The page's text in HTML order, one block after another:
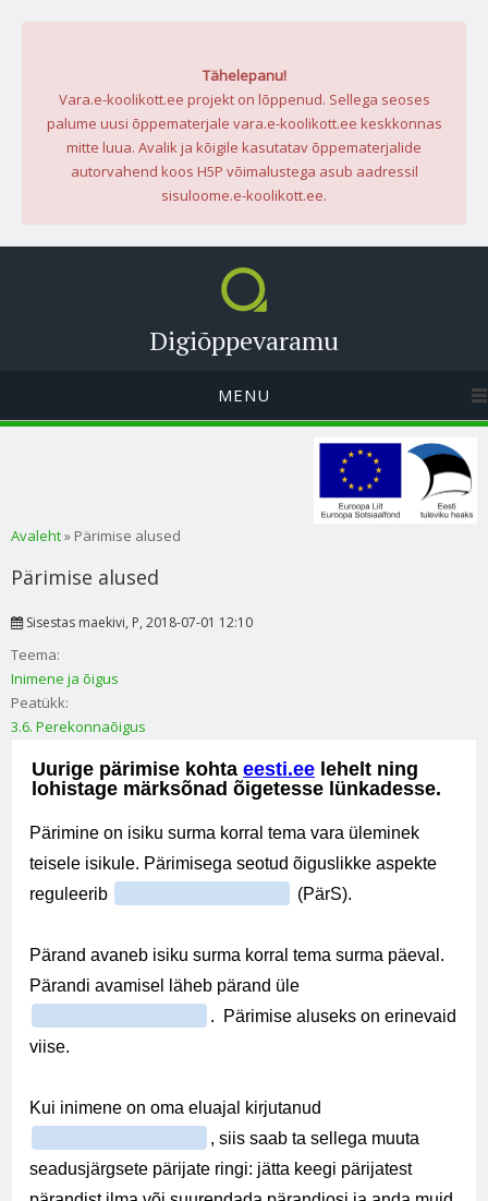
Tähelepanu!
Vara.e-koolikott.ee projekt on lõppenud. Sellega seoses
palume uusi õppematerjale vara.e-koolikott.ee keskkonnas
mitte luua. Avalik ja kõigile kasutatav õppematerjalide
autorvahend koos H5P võimalustega asub aadressil
sisuloome.e-koolikott.ee.
Digiõppevaramu
MENU
Sa oled siin
Avaleht» Pärimise alused
Pärimise alused
Sisestas maekivi, P, 2018-07-01 12:10
Teema:
Inimene ja õigus
Peatükk:
3.6. Perekonnaõigus